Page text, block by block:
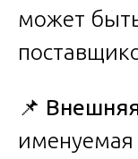
может
📌
именуемая